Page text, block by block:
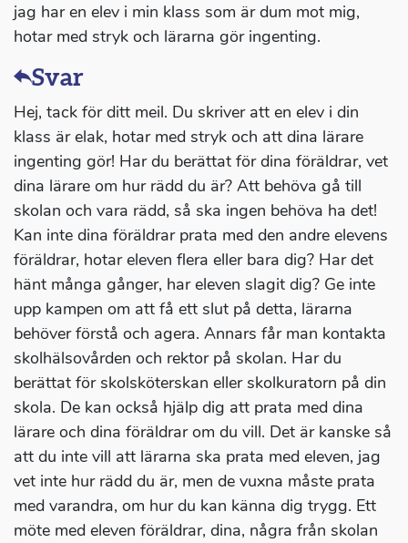
jag har en elev i min klass som är dum mot mig,
hotar med stryk och lärarna gör ingenting.
Svar
Hej, tack för ditt meil. Du skriver att en elev i din
klass är elak, hotar med stryk och att dina lärare
ingenting gör! Har du berättat för dina föräldrar, vet
dina lärare om hur rädd du är? Att behöva gå till
skolan och vara rädd, så ska ingen behöva ha det!
Kan inte dina föräldrar prata med den andre elevens
föräldrar, hotar eleven flera eller bara dig? Har det
hänt många gånger, har eleven slagit dig? Ge inte
upp kampen om att få ett slut på detta, lärarna
behöver förstå och agera. Annars får man kontakta
skolhälsovården och rektor på skolan. Har du
berättat för skolsköterskan eller skolkuratorn på din
skola. De kan också hjälp dig att prata med dina
lärare och dina föräldrar om du vill. Det är kanske så
att du inte vill att lärarna ska prata med eleven, jag
vet inte hur rädd du är, men de vuxna måste prata
med varandra, om hur du kan känna dig trygg. Ett
möte med eleven föräldrar, dina, några från skolan